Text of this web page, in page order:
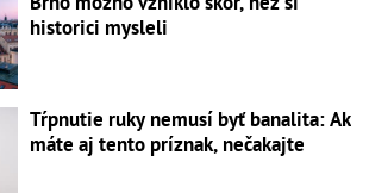
historici mysleli
Tŕpnutie ruky nemusí byť banalita: Ak
máte aj tento príznak, nečakajte